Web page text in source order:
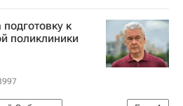
Общество
Коронавирусы
к
поликлиники